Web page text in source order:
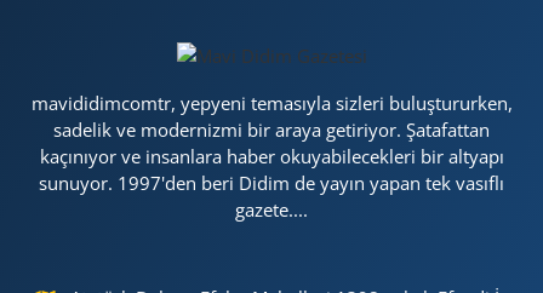
mavididimcomtr, yepyeni temasıyla sizleri buluştururken,
sadelik ve modernizmi bir araya getiriyor. Şatafattan
kaçınıyor ve insanlara haber okuyabilecekleri bir altyapı
sunuyor. 1997'den beri Didim de yayın yapan tek vasıflı
gazete....